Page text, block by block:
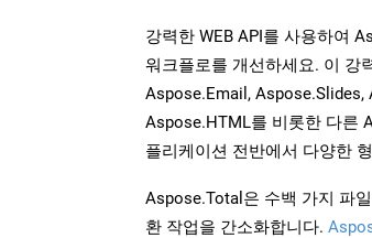
강력한 WEB API를 사용하여
워크플로를 개선하세요. 이 강
Aspose.Email, Aspose.Slides,
Aspose.HTML를 비롯한 다른
플리케이션 전반에서 다양한
Aspose.Total은 수백 가지 파
환 작업을 간소화합니다.